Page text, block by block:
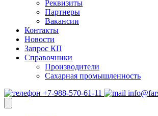
Реквизиты
Партнеры
Вакансии
Контакты
Новости
Запрос КП
Справочники
Производители
Сахарная промышленность
+7-988-570-61-11